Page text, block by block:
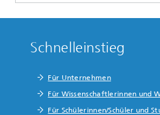
Schnelleinstieg
Für Unternehmen
Für Wissenschaftlerinnen und
Für Schülerinnen/Schüler und